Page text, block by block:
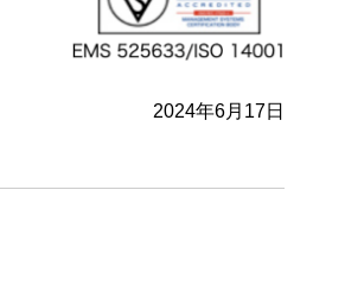
2024年6月17日